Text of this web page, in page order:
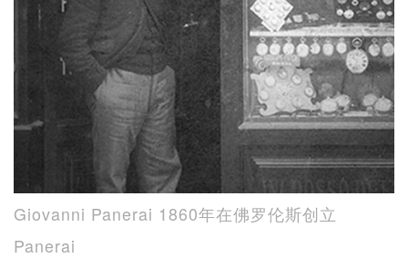
Giovanni Panerai 1860年在佛罗伦斯创立
Panerai